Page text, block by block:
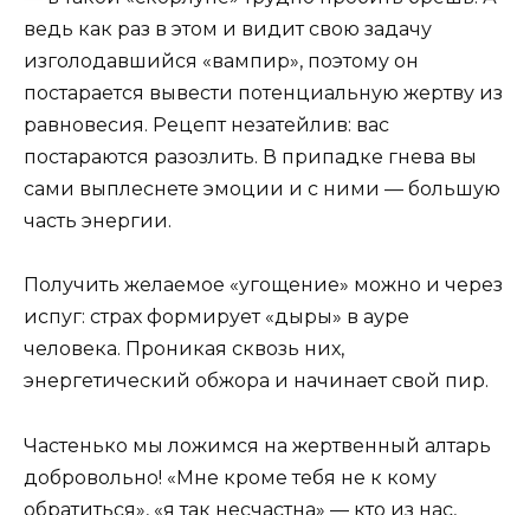
ведь как раз в этом и видит свою задачу
изголодавшийся «вампир», поэтому он
постарается вывести потенциальную жертву из
равновесия. Рецепт незатейлив: вас
постараются разозлить. В припадке гнева вы
сами выплеснете эмоции и с ними — большую
часть энергии.
Получить желаемое «угощение» можно и через
испуг: страх формирует «дыры» в ауре
человека. Проникая сквозь них,
энергетический обжора и начинает свой пир.
Частенько мы ложимся на жертвенный алтарь
добровольно! «Мне кроме тебя не к кому
обратиться», «я так несчастна» — кто из нас,